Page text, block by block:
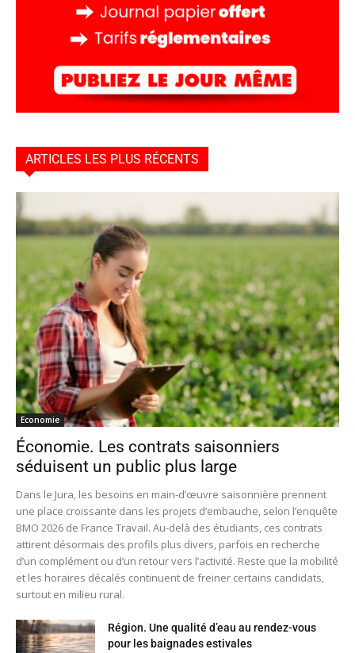
ARTICLES LES PLUS RÉCENTS
Economie
Économie. Les contrats saisonniers
séduisent un public plus large
Dans le Jura, les besoins en main-d’œuvre saisonnière prennent
une place croissante dans les projets d’embauche, selon l’enquête
BMO 2026 de France Travail. Au-delà des étudiants, ces contrats
attirent désormais des profils plus divers, parfois en recherche
d’un complément ou d’un retour vers l’activité. Reste que la mobilité
et les horaires décalés continuent de freiner certains candidats,
surtout en milieu rural.
Région. Une qualité d’eau au rendez-vous
pour les baignades estivales